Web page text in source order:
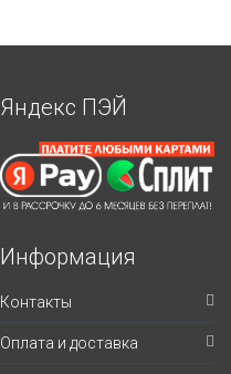
Яндекс ПЭЙ
Информация
Контакты
Оплата и доставка